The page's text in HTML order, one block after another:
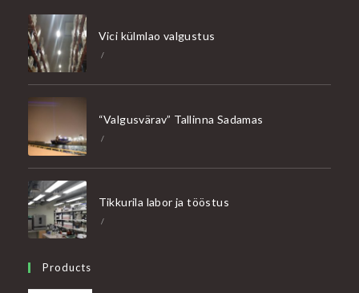
Vici külmlao valgustus
/
“Valgusvärav” Tallinna Sadamas
/
Tikkurila labor ja tööstus
/
Products